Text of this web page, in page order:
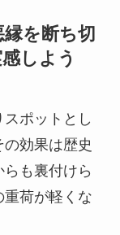
を断ち切
しよう
ポットとし
効果は歴史
も裏付けら
荷が軽くな